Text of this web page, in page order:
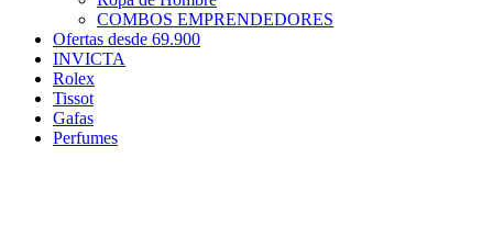
COMBOS EMPRENDEDORES
Ofertas desde 69.900
INVICTA
Rolex
Tissot
Gafas
Perfumes